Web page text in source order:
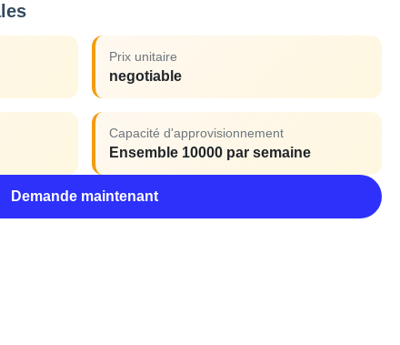
Prix unitaire
negotiable
Capacité d'approvisionnement
Ensemble 10000 par semaine
Demande maintenant